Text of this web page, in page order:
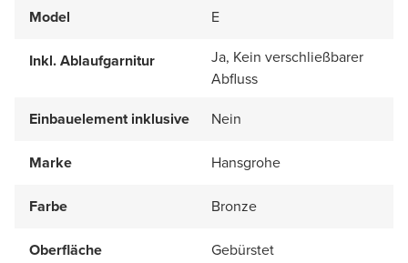
Model
E
Inkl. Ablaufgarnitur
Ja, Kein verschließbarer
Abfluss
Einbauelement inklusive
Nein
Marke Hansgrohe
Farbe Bronze
Oberfläche Gebürstet